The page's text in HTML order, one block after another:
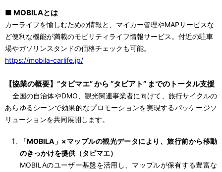
■ MOBILAとは
カーライフを愉しむための情報と、マイカー管理やMAPサービスな
ど便利な機能が満載のモビリティライフ情報サービス。付近の駐車
場やガソリンスタンドの価格チェックも可能。
https://mobila-carlife.jp/
【協業の概要】“タビマエ” から “タビアト” までのトータル支援
全国の自治体やDMO、観光関連事業者に向けて、旅行サイクルの
あらゆるシーンで効果的なプロモーションを実現するパッケージソ
リューションを共同展開します。
「MOBILA」×マップルの観光データにより、旅行前から移動
のきっかけを提供（タビマエ）
MOBILAのユーザー基盤を活用し、マップルが保有する豊富な